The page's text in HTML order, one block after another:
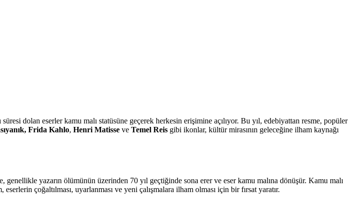
dolan eserler kamu malı statüsüne geçerek herkesin erişimine açılıyor. Bu yıl, edebiyattan resme, popüler
Frida Kahlo, Henri Matisse ve Temel Reis gibi ikonlar, kültür mirasının geleceğine ilham kaynağı
yazarın ölümünün üzerinden 70 yıl geçtiğinde sona erer ve eser kamu malına dönüşür. Kamu malı
çoğaltılması, uyarlanması ve yeni çalışmalara ilham olması için bir fırsat yaratır.